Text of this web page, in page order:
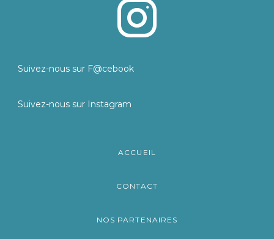
Suivez-nous sur F@cebook
Suivez-nous sur Instagram
ACCUEIL
CONTACT
NOS PARTENAIRES